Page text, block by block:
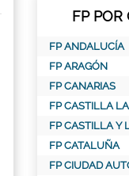
FP POR
FP ANDALUCÍA
FP ARAGÓN
FP CANARIAS
FP CASTILLA
FP CASTILLA Y
FP CATALUÑA
FP CIUDAD